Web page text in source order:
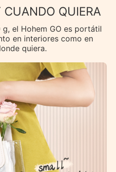
CUANDO QUIERA
el Hohem GO es portátil
en interiores como en
quiera.